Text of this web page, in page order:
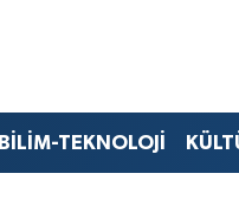
BİLİM-TEKNOLOJİ